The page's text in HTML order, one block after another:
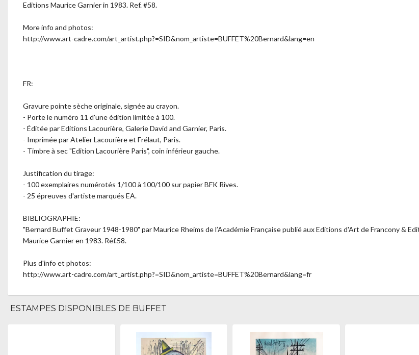
Editions Maurice Garnier in 1983. Ref. #58.
More info and photos:
http://www.art-cadre.com/art_artist.php?=SID&nom_artiste=BUFFET%20Bernard&lang=en
FR:
Gravure pointe sèche originale, signée au crayon.
- Porte le numéro 11 d'une édition limitée à 100.
- Éditée par Editions Lacourière, Galerie David and Garnier, Paris.
- Imprimée par Atelier Lacourière et Frélaut, Paris.
- Timbre à sec "Edition Lacourière Paris", coin inférieur gauche.
Justification du tirage:
- 100 exemplaires numérotés 1/100 à 100/100 sur papier BFK Rives.
- 25 épreuves d'artiste marqués EA.
BIBLIOGRAPHIE:
"Bernard Buffet Graveur 1948-1980" par Maurice Rheims de l’Académie Française publié aux Editions d'Art de Francony &
Maurice Garnier en 1983. Réf.58.
Plus d'info et photos:
http://www.art-cadre.com/art_artist.php?=SID&nom_artiste=BUFFET%20Bernard&lang=fr
ESTAMPES DISPONIBLES DE BUFFET